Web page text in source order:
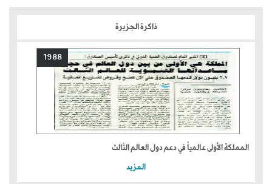
ذاكرة الجزيرة
1988
المملكة الأولى عالمياً في دعم دول العالم الثالث
المزيد